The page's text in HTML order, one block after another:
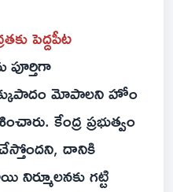
పెద్దపీట
మోపాలని హోం
కేంద్ర ప్రభుత్వం
దానికి
నిర్మూలనకు గట్టి